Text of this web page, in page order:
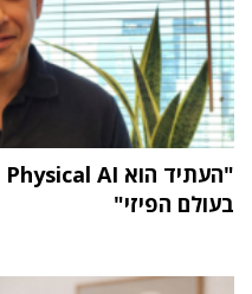
בעולם הפיזי"